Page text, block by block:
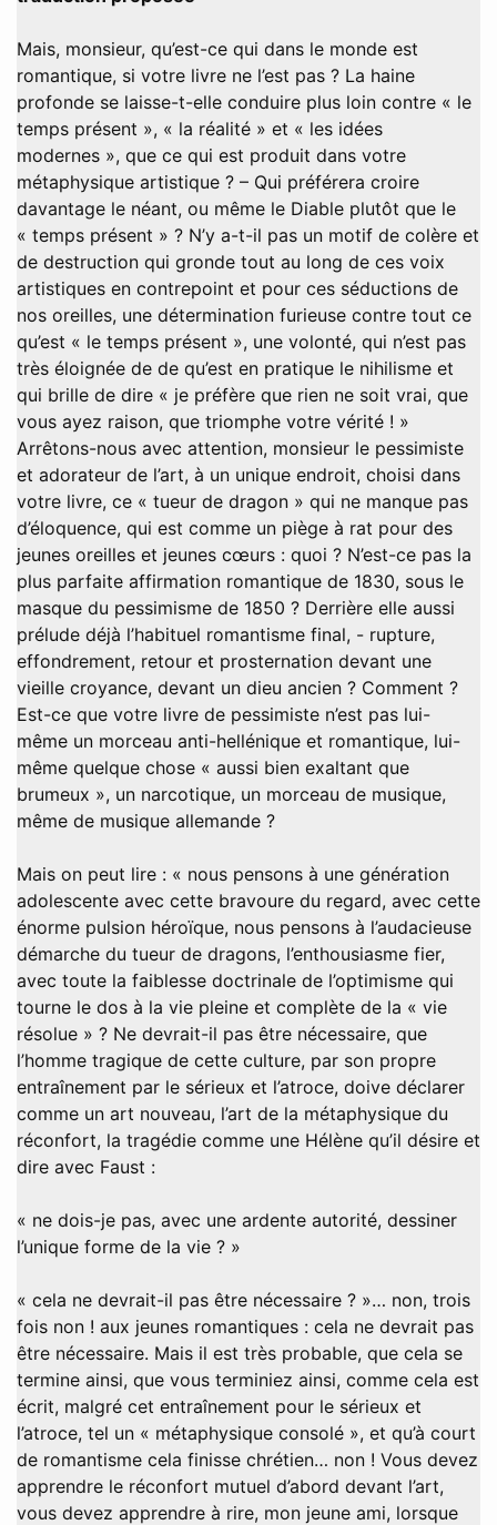
Mais, monsieur, qu’est-ce qui dans le monde est
romantique, si votre livre ne l’est pas ? La haine
profonde se laisse-t-elle conduire plus loin contre « le
temps présent », « la réalité » et « les idées
modernes », que ce qui est produit dans votre
métaphysique artistique ? – Qui préférera croire
davantage le néant, ou même le Diable plutôt que le
« temps présent » ? N’y a-t-il pas un motif de colère et
de destruction qui gronde tout au long de ces voix
artistiques en contrepoint et pour ces séductions de
nos oreilles, une détermination furieuse contre tout ce
qu’est « le temps présent », une volonté, qui n’est pas
très éloignée de de qu’est en pratique le nihilisme et
qui brille de dire « je préfère que rien ne soit vrai, que
vous ayez raison, que triomphe votre vérité ! »
Arrêtons-nous avec attention, monsieur le pessimiste
et adorateur de l’art, à un unique endroit, choisi dans
votre livre, ce « tueur de dragon » qui ne manque pas
d’éloquence, qui est comme un piège à rat pour des
jeunes oreilles et jeunes cœurs : quoi ? N’est-ce pas la
plus parfaite affirmation romantique de 1830, sous le
masque du pessimisme de 1850 ? Derrière elle aussi
prélude déjà l’habituel romantisme final, - rupture,
effondrement, retour et prosternation devant une
vieille croyance, devant un dieu ancien ? Comment ?
Est-ce que votre livre de pessimiste n’est pas lui-
même un morceau anti-hellénique et romantique, lui-
même quelque chose « aussi bien exaltant que
brumeux », un narcotique, un morceau de musique,
même de musique allemande ?
Mais on peut lire : « nous pensons à une génération
adolescente avec cette bravoure du regard, avec cette
énorme pulsion héroïque, nous pensons à l’audacieuse
démarche du tueur de dragons, l’enthousiasme fier,
avec toute la faiblesse doctrinale de l’optimisme qui
tourne le dos à la vie pleine et complète de la « vie
résolue » ? Ne devrait-il pas être nécessaire, que
l’homme tragique de cette culture, par son propre
entraînement par le sérieux et l’atroce, doive déclarer
comme un art nouveau, l’art de la métaphysique du
réconfort, la tragédie comme une Hélène qu’il désire et
dire avec Faust :
« ne dois-je pas, avec une ardente autorité, dessiner
l’unique forme de la vie ? »
« cela ne devrait-il pas être nécessaire ? »… non, trois
fois non ! aux jeunes romantiques : cela ne devrait pas
être nécessaire. Mais il est très probable, que cela se
termine ainsi, que vous terminiez ainsi, comme cela est
écrit, malgré cet entraînement pour le sérieux et
l’atroce, tel un « métaphysique consolé », et qu’à court
de romantisme cela finisse chrétien… non ! Vous devez
apprendre le réconfort mutuel d’abord devant l’art,
vous devez apprendre à rire, mon jeune ami, lorsque